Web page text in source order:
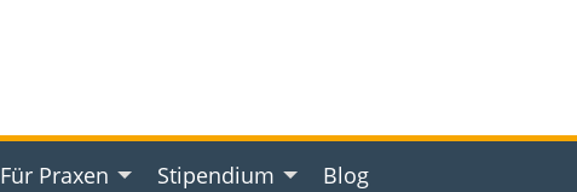
Für Praxen Stipendium Blog